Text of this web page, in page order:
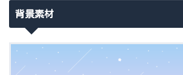
背景素材